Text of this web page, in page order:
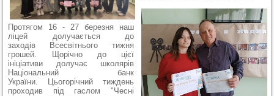
Протягом 16 - 27 березня наш
ліцей долучається до
заходів Всесвітнього тижня
грошей. Щорічно до цієї
ініціативи долучає школярів
Національний банк
України. Цьогорічний тиждень
проходив під гаслом "Чесні